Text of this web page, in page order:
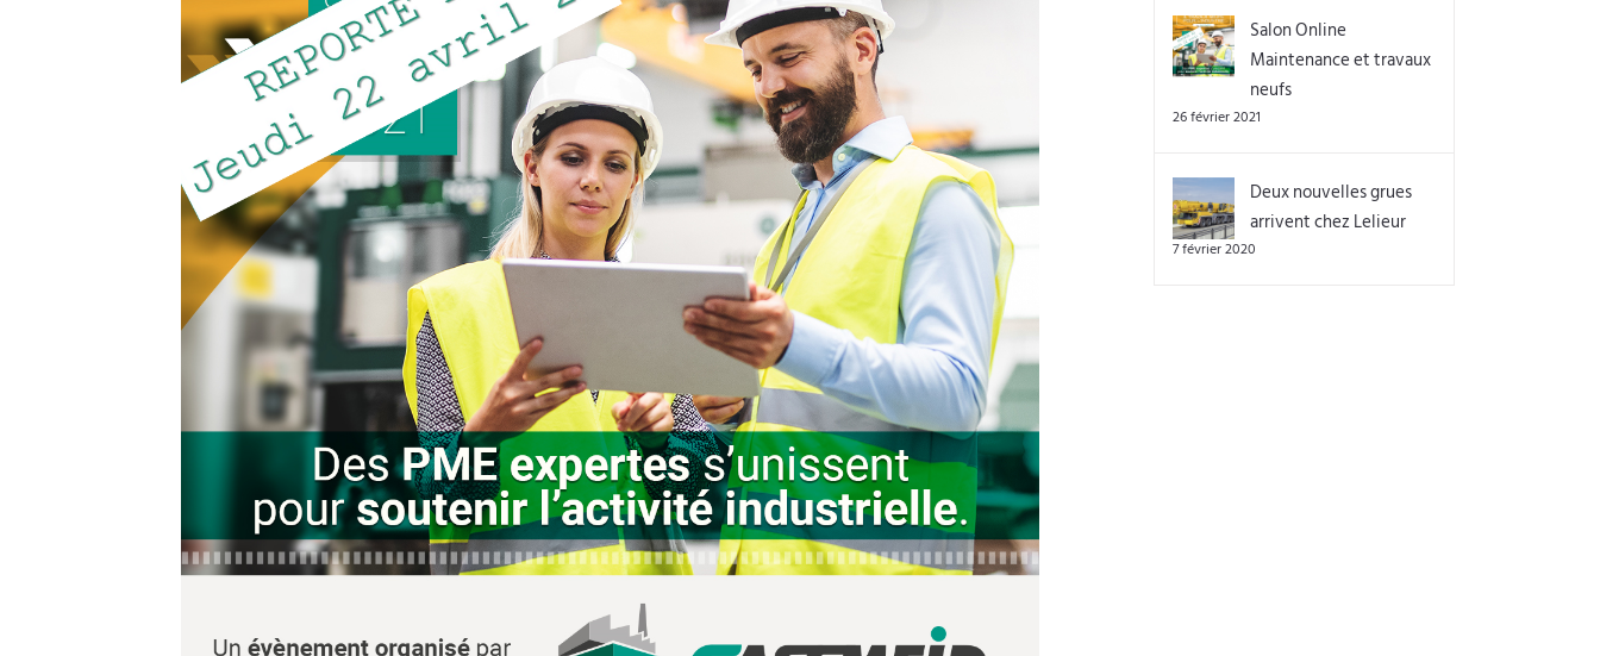
Salon Online
Maintenance et travaux
neufs
26 février 2021
Deux nouvelles grues
arrivent chez Lelieur
7 février 2020